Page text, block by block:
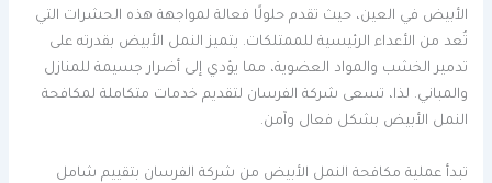
الأبيض في العين، حيث تقدم حلولًا فعالة لمواجهة هذه الحشرات التي
تُعد من الأعداء الرئيسية للممتلكات. يتميز النمل الأبيض بقدرته على
تدمير الخشب والمواد العضوية، مما يؤدي إلى أضرار جسيمة للمنازل
والمباني. لذا، تسعى شركة الفرسان لتقديم خدمات متكاملة لمكافحة
النمل الأبيض بشكل فعال وآمن.
تبدأ عملية مكافحة النمل الأبيض من شركة الفرسان بتقييم شامل